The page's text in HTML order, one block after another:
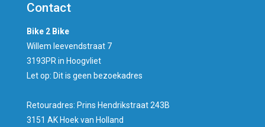
Contact
Bike 2 Bike
Willem leevendstraat 7
3193PR in Hoogvliet
Let op: Dit is geen bezoekadres
Retouradres: Prins Hendrikstraat 243B
3151 AK Hoek van Holland